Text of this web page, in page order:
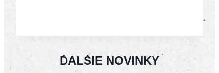
ĎALŠIE NOVINKY